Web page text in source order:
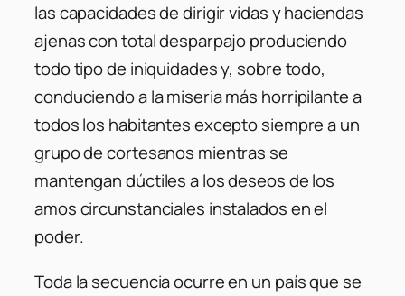
las capacidades de dirigir vidas y haciendas
ajenas con total desparpajo produciendo
todo tipo de iniquidades y, sobre todo,
conduciendo a la miseria más horripilante a
todos los habitantes excepto siempre a un
grupo de cortesanos mientras se
mantengan dúctiles a los deseos de los
amos circunstanciales instalados en el
poder.
Toda la secuencia ocurre en un país que se